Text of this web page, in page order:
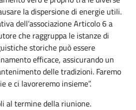
la dispersione di energie utili.
dell’associazione Articolo 6 a
che raggruppa le istanze di
storiche può essere
efficace, assicurando un
delle tradizioni. Faremo
e ci lavoreremo insieme”.
al termine della riunione.